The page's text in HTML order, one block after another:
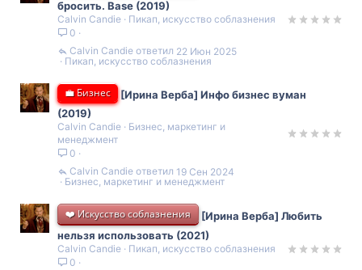
бросить. Base (2019)
Calvin Candie
Пикап, искусство соблазнения
0
Пикап, искусство соблазнения
22 Июн 2025
Calvin Candie
💼 Бизнес
[Ирина Верба] Инфо бизнес вуман
(2019)
Calvin Candie
Бизнес, маркетинг и
менеджмент
0
Бизнес, маркетинг и менеджмент
19 Сен 2024
Calvin Candie
❤️ Искусство соблазнения
[Ирина Верба] Любить
нельзя использовать (2021)
Calvin Candie
Пикап, искусство соблазнения
0